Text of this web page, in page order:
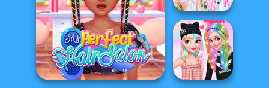
Crazy Summer
Braids